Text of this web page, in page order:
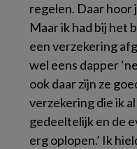
regelen. Daar hoor
Maar ik had bij het
een verzekering
wel eens dapper
ook daar zijn ze
verzekering die ik
gedeeltelijk en de
erg oplopen.’ Ik